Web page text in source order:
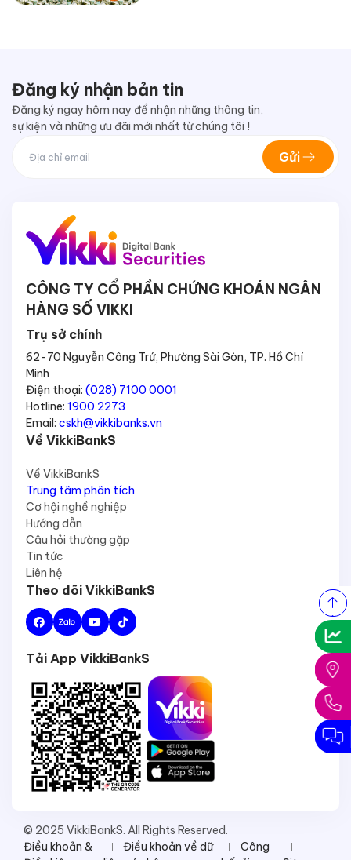
Đăng ký nhận bản tin
Đăng ký ngay hôm nay để nhận những thông tin,
sự kiện và những ưu đãi mới nhất từ chúng tôi !
Gửi
CÔNG TY CỔ PHẦN CHỨNG KHOÁN NGÂN
HÀNG SỐ VIKKI
Trụ sở chính
62-70 Nguyễn Công Trứ, Phường Sài Gòn, TP. Hồ Chí
Minh
Điện thoại: (028) 7100 0001
Hotline: 1900 2273
Email: cskh@vikkibanks.vn
Về VikkiBankS
Về VikkiBankS
Trung tâm phân tích
Cơ hội nghề nghiệp
Hướng dẫn
Câu hỏi thường gặp
Tin tức
Liên hệ
Theo dõi VikkiBankS
Tải App VikkiBankS
© 2025 VikkiBankS. All Rights Reserved.
Điều khoản &
Điều khoản về dữ
Công